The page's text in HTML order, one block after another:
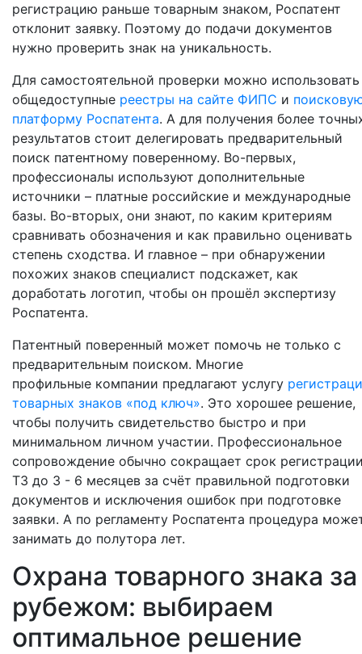
регистрацию раньше товарным знаком, Роспатент
отклонит заявку. Поэтому до подачи документов
нужно проверить знак на уникальность.
Для самостоятельной проверки можно использовать
общедоступные реестры на сайте ФИПС и
платформу Роспатента. А для получения более
результатов стоит делегировать предварительный
поиск патентному поверенному. Во-первых,
профессионалы используют дополнительные
источники – платные российские и международные
базы. Во-вторых, они знают, по каким критериям
сравнивать обозначения и как правильно оценивать
степень сходства. И главное – при обнаружении
похожих знаков специалист подскажет, как
доработать логотип, чтобы он прошёл экспертизу
Роспатента.
Патентный поверенный может помочь не только с
предварительным поиском. Многие
профильные компании предлагают услугу
товарных знаков «под ключ». Это хорошее решение,
чтобы получить свидетельство быстро и при
минимальном личном участии. Профессиональное
сопровождение обычно сокращает срок
ТЗ до 3 - 6 месяцев за счёт правильной подготовки
документов и исключения ошибок при подготовке
заявки. А по регламенту Роспатента процедура
занимать до полутора лет.
Охрана товарного знака за
рубежом: выбираем
оптимальное решение